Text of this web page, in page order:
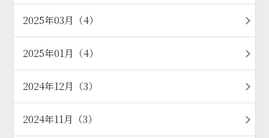
2025年03月（4）
2025年01月（4）
2024年12月（3）
2024年11月（3）